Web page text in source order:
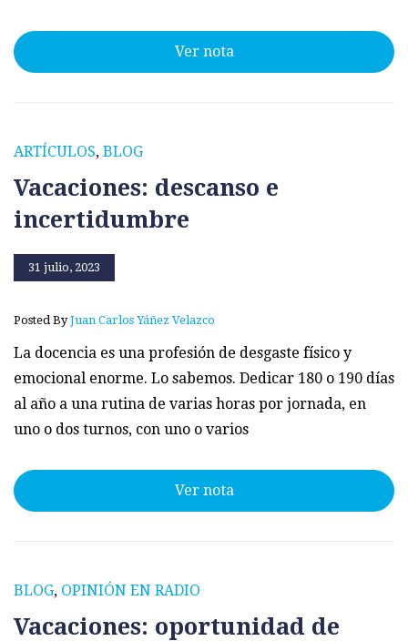
Ver nota
ARTÍCULOS, BLOG
Vacaciones: descanso e
incertidumbre
31 julio, 2023
Posted ByJuan Carlos Yáñez Velazco
La docencia es una profesión de desgaste físico y
emocional enorme. Lo sabemos. Dedicar 180 o 190 días
al año a una rutina de varias horas por jornada, en
uno o dos turnos, con uno o varios
Ver nota
BLOG, OPINIÓN EN RADIO
Vacaciones: oportunidad de